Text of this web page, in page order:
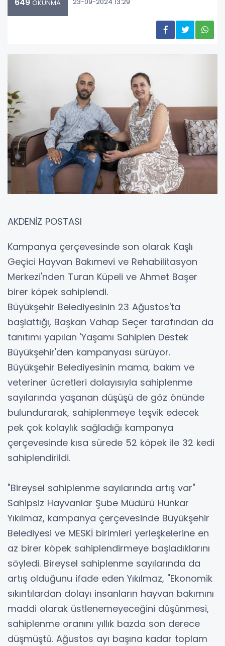
OKUNMA
AKDENİZ POSTASI
Kampanya çerçevesinde son olarak Kaşlı
Geçici Hayvan Bakımevi ve Rehabilitasyon
Merkezi'nden Turan Küpeli ve Ahmet Başer
birer köpek sahiplendi.
Büyükşehir Belediyesinin 23 Ağustos'ta
başlattığı, Başkan Vahap Seçer tarafından da
tanıtımı yapılan 'Yaşamı Sahiplen Destek
Büyükşehir'den kampanyası sürüyor.
Büyükşehir Belediyesinin mama, bakım ve
veteriner ücretleri dolayısıyla sahiplenme
sayılarında yaşanan düşüşü de göz önünde
bulundurarak, sahiplenmeye teşvik edecek
pek çok kolaylık sağladığı kampanya
çerçevesinde kısa sürede 52 köpek ile 32 kedi
sahiplendirildi.
"Bireysel sahiplenme sayılarında artış var"
Sahipsiz Hayvanlar Şube Müdürü Hünkar
Yıkılmaz, kampanya çerçevesinde Büyükşehir
Belediyesi ve MESKİ birimleri yerleşkelerine en
az birer köpek sahiplendirmeye başladıklarını
söyledi. Bireysel sahiplenme sayılarında da
artış olduğunu ifade eden Yıkılmaz, "Ekonomik
sıkıntılardan dolayı insanların hayvan bakımını
maddi olarak üstlenemeyeceğini düşünmesi,
sahiplenme oranını yıllık bazda son derece
düşmüştü. Ağustos ayı başına kadar toplam